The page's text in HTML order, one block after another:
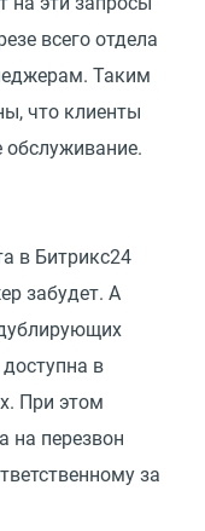
всего отдела
Таким
что клиенты
обслуживание.
в Битрикс24
забудет. А
в
При этом
на перезвон
за